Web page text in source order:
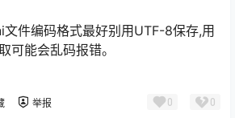
件编码格式最好别用UTF-8保存,用
可能会乱码报错。
举报 0 0